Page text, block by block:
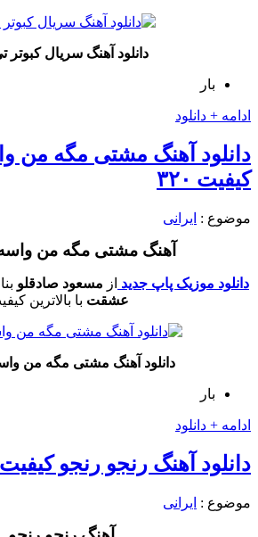
دانلود آهنگ سریال کبوتر
بار
ادامه + دانلود
دانلود آهنگ مشتی مگه
کیفیت ۳۲۰
موضوع : ایرانی
آهنگ مشتی مگه من
دانلود موزیک پاپ جدید از مسعود صادقلو
عشقت با بالاترین
دانلود آهنگ مشتی مگه من
بار
ادامه + دانلود
دانلود آهنگ رنجو رنجو کیفیت ۳۲۰
موضوع : ایرانی